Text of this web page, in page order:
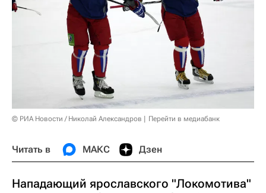
© РИА Новости / Николай Александров Перейти в медиабанк
Читать в МАКС Дзен
Нападающий ярославского "Локомотива"